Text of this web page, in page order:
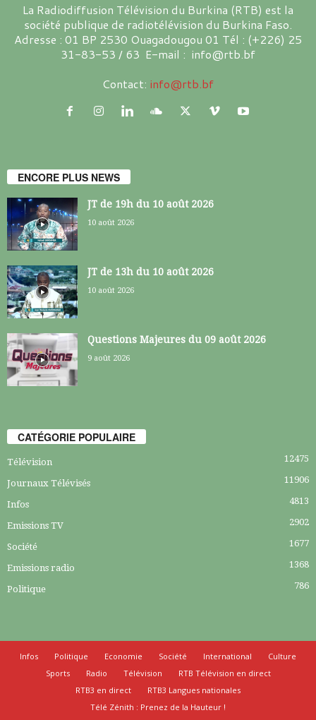
La Radiodiffusion Télévision du Burkina (RTB) est la
société publique de radiotélévision du Burkina Faso.
Adresse : 01 BP 2530 Ouagadougou 01 Tél : (+226) 25
31-83-53 / 63 E-mail : info@rtb.bf
Contact: info@rtb.bf
ENCORE PLUS NEWS
JT de 19h du 10 août 2026
10 août 2026
JT de 13h du 10 août 2026
10 août 2026
Questions Majeures du 09 août 2026
9 août 2026
CATÉGORIE POPULAIRE
Télévision 12475
Journaux Télévisés 11906
Infos 4813
Emissions TV 2902
Société 1677
Emissions radio 1368
Politique 786
Infos Politique Economie Société International
Culture
Sports
Radio Télévision
RTB Télévision en direct
RTB3 en direct
RTB3 Langues nationales
Télé Zénith : Prenez de la Hauteur !